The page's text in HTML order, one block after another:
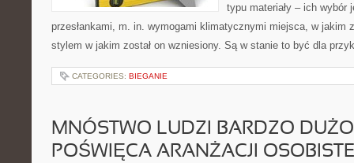
typu materiały – ich wybór
przesłankami, m. in. wymogami klimatycznymi miejsca, w jakim
stylem w jakim został on wzniesiony. Są w stanie to być dla
CATEGORIES: BIEGANIE
MNÓSTWO LUDZI BARDZO
POŚWIĘCA ARANŻACJI